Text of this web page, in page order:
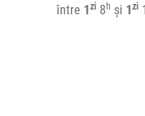
între 1zi 8 h și 1zi